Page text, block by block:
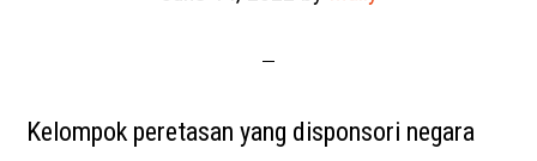
Kelompok peretasan yang disponsori negara